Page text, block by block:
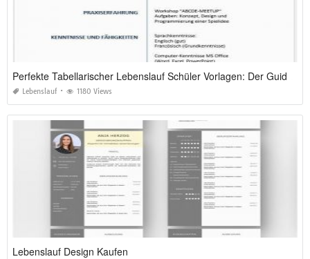
Lebenslauf 1180 Views
Lebenslauf Design Kaufen